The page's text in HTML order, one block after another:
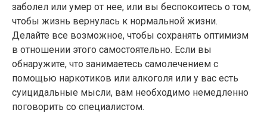
заболел или умер от нее, или вы беспокоитесь о том,
чтобы жизнь вернулась к нормальной жизни.
Делайте все возможное, чтобы сохранять оптимизм
в отношении этого самостоятельно. Если вы
обнаружите, что занимаетесь самолечением с
помощью наркотиков или алкоголя или у вас есть
суицидальные мысли, вам необходимо немедленно
поговорить со специалистом.